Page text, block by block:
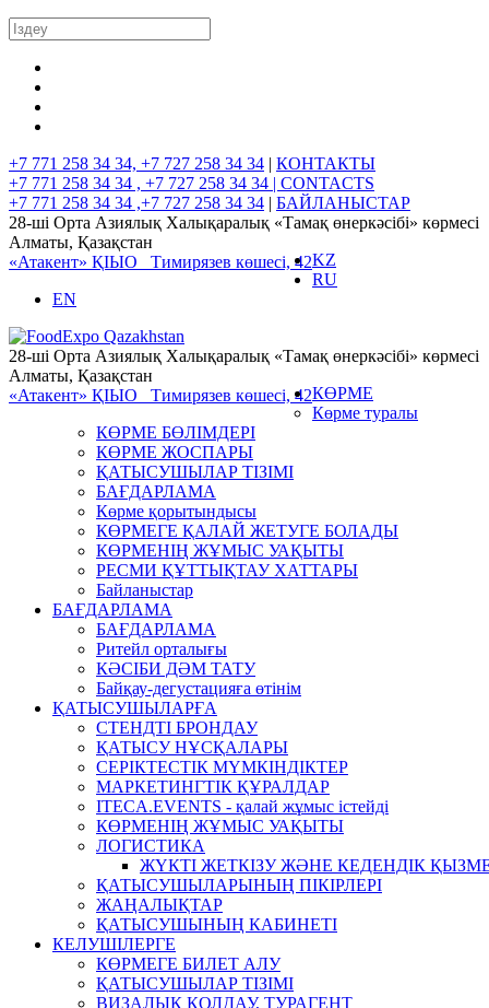
+7 771 258 34 34, +7 727 258 34 34 | КОНТАКТЫ
+7 771 258 34 34 , +7 727 258 34 34 | CONTACTS
+7 771 258 34 34 ,+7 727 258 34 34 | БАЙЛАНЫСТАР
28-ші Орта Азиялық Халықаралық «Тамақ өнеркәсібі» көрмесі
Алматы, Қазақстан
«Атакент» ҚІЫО Тимирязев көшесі, 42KZ
RU
EN
28-ші Орта Азиялық Халықаралық «Тамақ өнеркәсібі» көрмесі
Алматы, Қазақстан
«Атакент» ҚІЫО Тимирязев көшесі, 42КӨРМЕ
Көрме туралы
КӨРМЕ БӨЛІМДЕРІ
КӨРМЕ ЖОСПАРЫ
ҚАТЫСУШЫЛАР ТІЗІМІ
БАҒДАРЛАМА
Көрме қорытындысы
КӨРМЕГЕ ҚАЛАЙ ЖЕТУГЕ БОЛАДЫ
КӨРМЕНІҢ ЖҰМЫС УАҚЫТЫ
РЕСМИ ҚҰТТЫҚТАУ ХАТТАРЫ
Байланыстар
БАҒДАРЛАМА
БАҒДАРЛАМА
Ритейл орталығы
КӘСІБИ ДӘМ ТАТУ
Байқау-дегустацияға өтінім
ҚАТЫСУШЫЛАРҒА
СТЕНДТІ БРОНДАУ
ҚАТЫСУ НҰСҚАЛАРЫ
СЕРІКТЕСТІК МҮМКІНДІКТЕР
МАРКЕТИНГТІК ҚҰРАЛДАР
ITECA.EVENTS - қалай жұмыс істейді
КӨРМЕНІҢ ЖҰМЫС УАҚЫТЫ
ЛОГИСТИКА
ЖҮКТІ ЖЕТКІЗУ ЖӘНЕ КЕДЕНДІК
ҚАТЫСУШЫЛАРЫНЫҢ ПІКІРЛЕРІ
ЖАҢАЛЫҚТАР
ҚАТЫСУШЫНЫҢ КАБИНЕТІ
КЕЛУШІЛЕРГЕ
КӨРМЕГЕ БИЛЕТ АЛУ
ҚАТЫСУШЫЛАР ТІЗІМІ
ВИЗАЛЫҚ ҚОЛДАУ, ТУРАГЕНТ